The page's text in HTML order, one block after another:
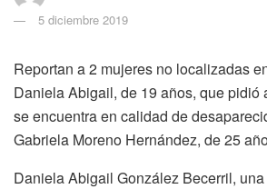
5 diciembre 2019
Reportan a 2 mujeres no localizadas
Daniela Abigail, de 19 años, que pidió
se encuentra en calidad de
Gabriela Moreno Hernández, de 25
Daniela Abigail González Becerril,